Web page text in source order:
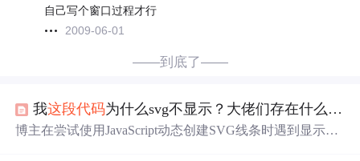
自己写个窗口过程才行
2009-06-01
——到底了——
我这段代码为什么svg不显示？大佬们存在什么问题
博主在尝试使用JavaScript动态创建SVG线条时遇到显示问